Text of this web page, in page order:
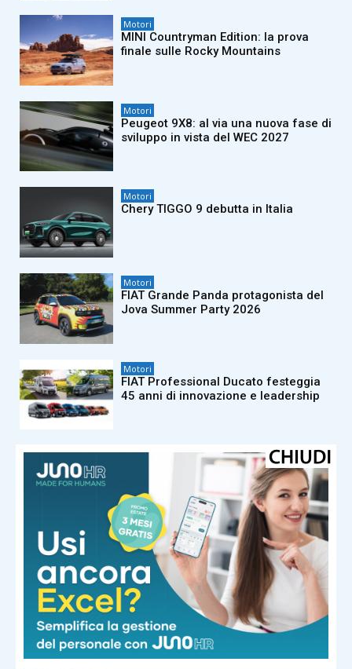
Motori
MINI Countryman Edition: la prova
finale sulle Rocky Mountains
Motori
Peugeot 9X8: al via una nuova fase di
sviluppo in vista del WEC 2027
Motori
Chery TIGGO 9 debutta in Italia
Motori
FIAT Grande Panda protagonista del
Jova Summer Party 2026
Motori
FIAT Professional Ducato festeggia
45 anni di innovazione e leadership
Motori
Audi Q9: il nuovo SUV ammiraglia
Motori
Mercedes-Benz Marco Polo: il
camper premium diventa ancora più
intelligente
Motori
Opel Corsa GSE: la hot hatch elettrica
da 281 CV